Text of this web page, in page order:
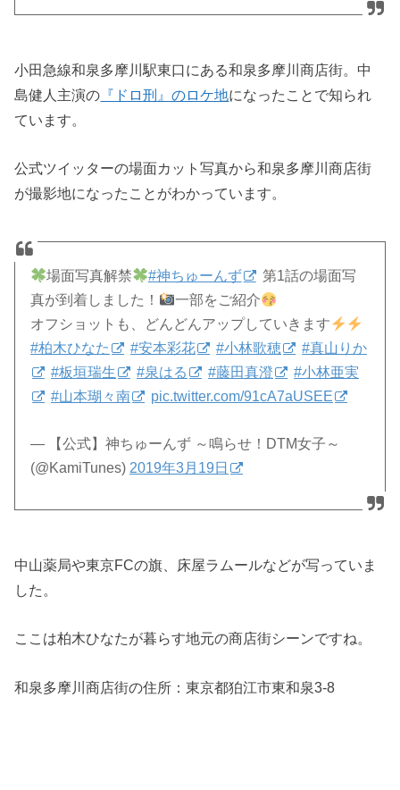
小田急線和泉多摩川駅東口にある和泉多摩川商店街。中
島健人主演の 『ドロ刑』のロケ地になったことで知られ
ています。
公式ツイッターの場面カット写真から和泉多摩川商店街
が撮影地になったことがわかっています。
場面写真解禁 #神ちゅーんず
第1話の場面写
真が到着しました！
一部をご紹介
オフショットも、どんどんアップしていきます
#柏木ひなた
#安本彩花 #小林歌穂
#真山りか
#板垣瑞生
#泉はる #藤田真澄
#小林亜実
#山本瑚々南
pic.twitter.com/91cA7aUSEE
— 【公式】神ちゅーんず ～鳴らせ！DTM女子～
(@KamiTunes) 2019年3月19日
中山薬局や東京FCの旗、床屋ラムールなどが写っていま
した。
ここは柏木ひなたが暮らす地元の商店街シーンですね。
和泉多摩川商店街の住所：東京都狛江市東和泉3-8